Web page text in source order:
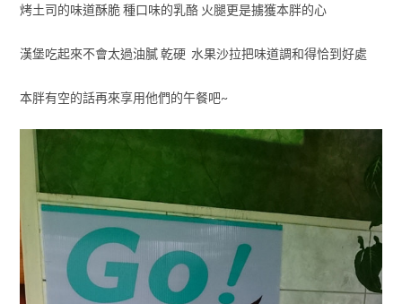
烤土司的味道酥脆 種口味的乳酪 火腿更是擄獲本胖的心
漢堡吃起來不會太過油膩 乾硬 水果沙拉把味道調和得恰到好處
本胖有空的話再來享用他們的午餐吧~